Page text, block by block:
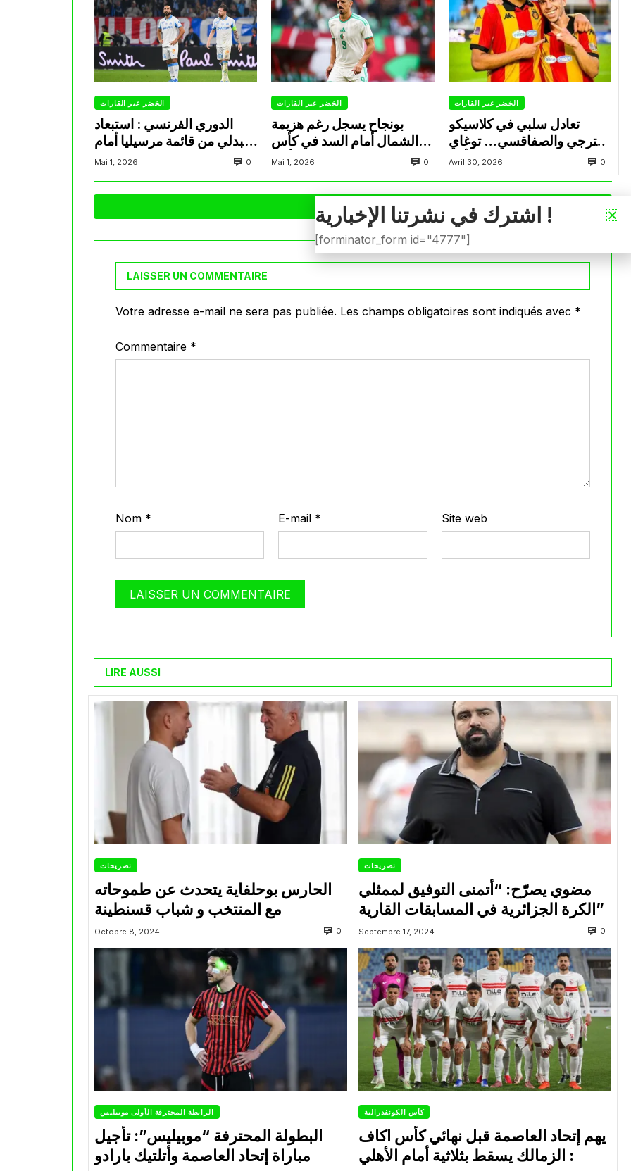
الخضر عبر القارات
الدوري الفرنسي : استبعاد
عبدلي من قائمة مرسيليا أمام
نانت
Mai 1, 2026 0
الخضر عبر القارات
بونجاح يسجل رغم هزيمة
الشمال أمام السد في كأس
الأمير
Mai 1, 2026 0
الخضر عبر القارات
تعادل سلبي في كلاسيكو
الترجي والصفاقسي… توغاي
يهدر ركلة جزاء وبوعالية يتألق
Avril 30, 2026 0
VOIR PLUS
LAISSER UN COMMENTAIRE
Votre adresse e-mail ne sera pas publiée. Les champs obligatoires sont indiqués avec *
Commentaire *
Nom * E-mail * Site web
LIRE AUSSI
تصريحات
الحارس بوحلفاية يتحدث عن طموحاته
مع المنتخب و شباب قسنطينة
Octobre 8, 2024 0
تصريحات
مضوي يصرّح: “أتمنى التوفيق لممثلي
الكرة الجزائرية في المسابقات القارية”
Septembre 17, 2024 0
الرابطة المحترفة الأولى موبيليس
البطولة المحترفة “موبيليس”: تأجيل
مباراة إتحاد العاصمة وأتلتيك بارادو
كأس الكونفدرالية
يهم إتحاد العاصمة قبل نهائي كأس اكاف
اشترك في نشرتنا الإخبارية !
[forminator_form id="4777"]